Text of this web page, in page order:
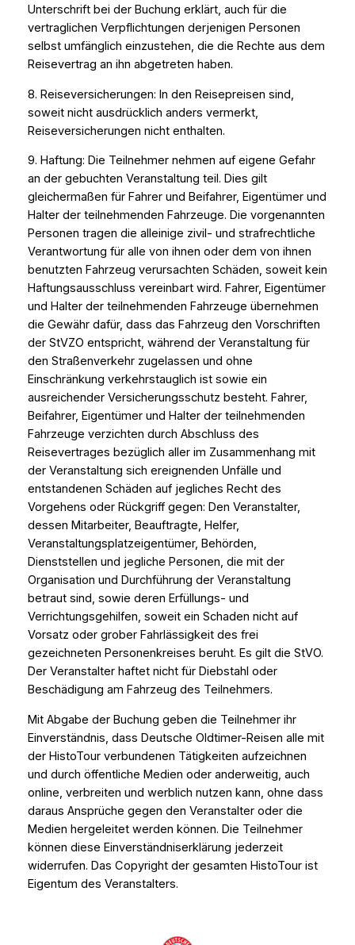
Unterschrift bei der Buchung erklärt, auch für die
vertraglichen Verpflichtungen derjenigen Personen
selbst umfänglich einzustehen, die die Rechte aus dem
Reisevertrag an ihn abgetreten haben.
8. Reiseversicherungen: In den Reisepreisen sind,
soweit nicht ausdrücklich anders vermerkt,
Reiseversicherungen nicht enthalten.
9. Haftung: Die Teilnehmer nehmen auf eigene Gefahr
an der gebuchten Veranstaltung teil. Dies gilt
gleichermaßen für Fahrer und Beifahrer, Eigentümer und
Halter der teilnehmenden Fahrzeuge. Die vorgenannten
Personen tragen die alleinige zivil- und strafrechtliche
Verantwortung für alle von ihnen oder dem von ihnen
benutzten Fahrzeug verursachten Schäden, soweit kein
Haftungsausschluss vereinbart wird. Fahrer, Eigentümer
und Halter der teilnehmenden Fahrzeuge übernehmen
die Gewähr dafür, dass das Fahrzeug den Vorschriften
der StVZO entspricht, während der Veranstaltung für
den Straßenverkehr zugelassen und ohne
Einschränkung verkehrstauglich ist sowie ein
ausreichender Versicherungsschutz besteht. Fahrer,
Beifahrer, Eigentümer und Halter der teilnehmenden
Fahrzeuge verzichten durch Abschluss des
Reisevertrages bezüglich aller im Zusammenhang mit
der Veranstaltung sich ereignenden Unfälle und
entstandenen Schäden auf jegliches Recht des
Vorgehens oder Rückgriff gegen: Den Veranstalter,
dessen Mitarbeiter, Beauftragte, Helfer,
Veranstaltungsplatzeigentümer, Behörden,
Dienststellen und jegliche Personen, die mit der
Organisation und Durchführung der Veranstaltung
betraut sind, sowie deren Erfüllungs- und
Verrichtungsgehilfen, soweit ein Schaden nicht auf
Vorsatz oder grober Fahrlässigkeit des frei
gezeichneten Personenkreises beruht. Es gilt die StVO.
Der Veranstalter haftet nicht für Diebstahl oder
Beschädigung am Fahrzeug des Teilnehmers.
Mit Abgabe der Buchung geben die Teilnehmer ihr
Einverständnis, dass Deutsche Oldtimer-Reisen alle mit
der HistoTour verbundenen Tätigkeiten aufzeichnen
und durch öffentliche Medien oder anderweitig, auch
online, verbreiten und werblich nutzen kann, ohne dass
daraus Ansprüche gegen den Veranstalter oder die
Medien hergeleitet werden können. Die Teilnehmer
können diese Einverständniserklärung jederzeit
widerrufen. Das Copyright der gesamten HistoTour ist
Eigentum des Veranstalters.